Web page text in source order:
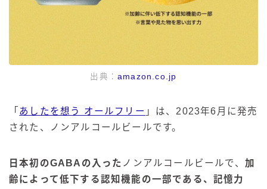
出典：amazon.co.jp
「 あしたを想う オールフリー 」は、2023年6月に発売
された、ノンアルコールビールです。
日本初のGABAの入った ノンアルコールビールで、 加
齢によって低下する認知機能の一部である、記憶力